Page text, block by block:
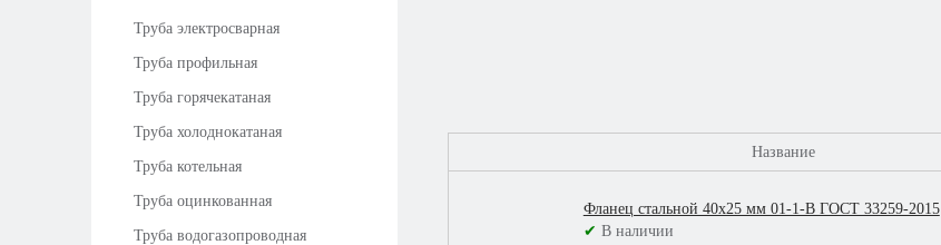
Труба электросварная
Труба профильная
Труба горячекатаная
Труба холоднокатаная
Труба котельная
Труба оцинкованная
Труба водогазопроводная
Название
Фланец стальной 40х25 мм 01-1-В ГОСТ 33259-2015
✔ В наличии